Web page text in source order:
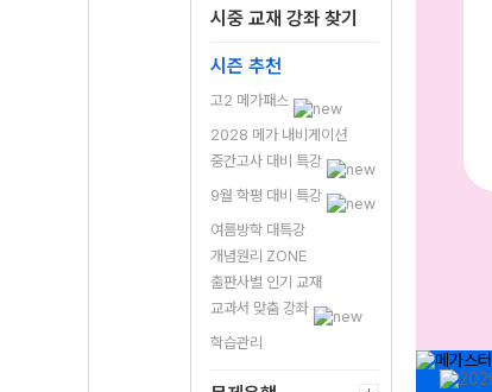
시중 교재 강좌 찾기
시즌 추천
고2 메가패스
2028 메가 내비게이션
중간고사 대비 특강
9월 학평 대비 특강
여름방학 대특강
개념원리 ZONE
출판사별 인기 교재
교과서 맞춤 강좌
학습관리